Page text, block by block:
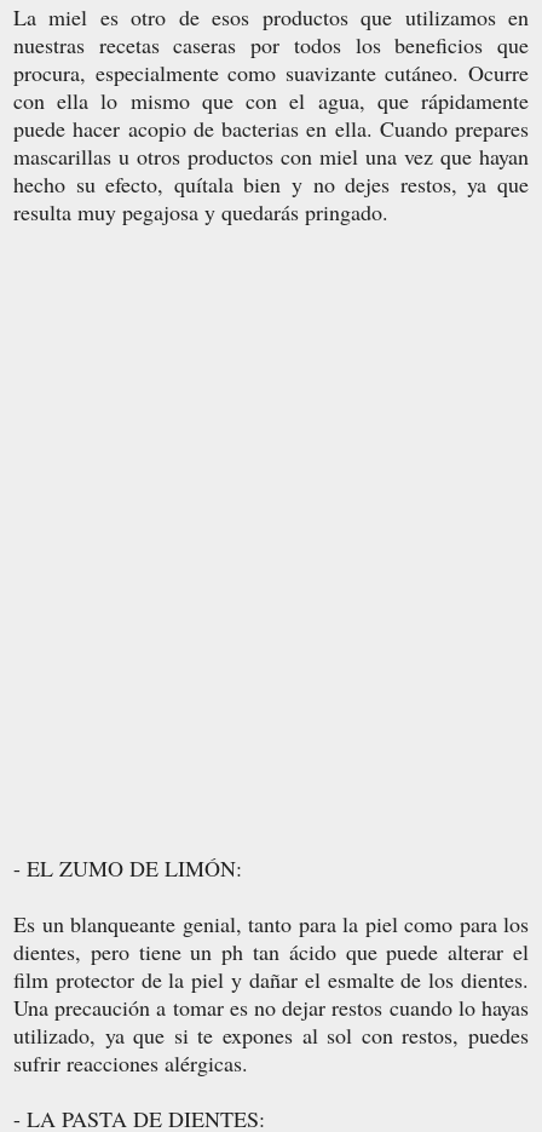
La miel es otro de esos productos que utilizamos en
nuestras recetas caseras por todos los beneficios que
procura, especialmente como suavizante cutáneo. Ocurre
con ella lo mismo que con el agua, que rápidamente
puede hacer acopio de bacterias en ella. Cuando prepares
mascarillas u otros productos con miel una vez que hayan
hecho su efecto, quítala bien y no dejes restos, ya que
resulta muy pegajosa y quedarás pringado.
- EL ZUMO DE LIMÓN:
Es un blanqueante genial, tanto para la piel como para los
dientes, pero tiene un ph tan ácido que puede alterar el
film protector de la piel y dañar el esmalte de los dientes.
Una precaución a tomar es no dejar restos cuando lo hayas
utilizado, ya que si te expones al sol con restos, puedes
sufrir reacciones alérgicas.
- LA PASTA DE DIENTES: